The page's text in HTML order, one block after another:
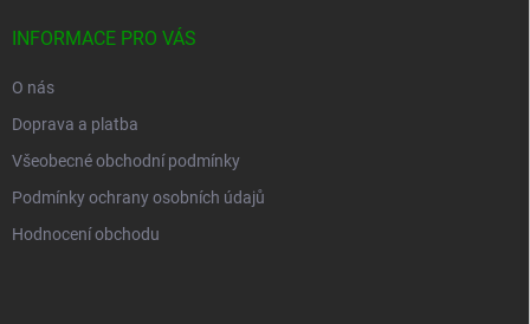
INFORMACE PRO VÁS
O nás
Doprava a platba
Všeobecné obchodní podmínky
Podmínky ochrany osobních údajů
Hodnocení obchodu